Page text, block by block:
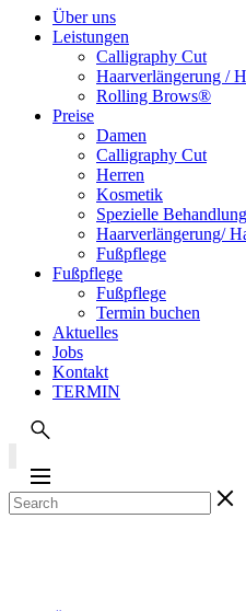
Über uns
Leistungen
Calligraphy Cut
Haarverlängerung /
Rolling Brows®
Preise
Damen
Calligraphy Cut
Herren
Kosmetik
Spezielle
Haarverlängerung/
Fußpflege
Fußpflege
Fußpflege
Termin buchen
Aktuelles
Jobs
Kontakt
TERMIN